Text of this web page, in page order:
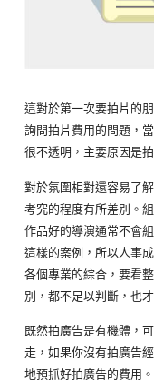
這對於第一次要拍片的
詢問拍片費用的問題，
很不透明，主要原因是
對於氛圍相對還容易了
考究的程度有所差別。
作品好的導演通常不會
這樣的案例，所以人事
各個專業的綜合，要看
別，都不足以判斷，也
既然拍廣告是有機體，
走，如果你沒有拍廣告
地預抓好拍廣告的費用。